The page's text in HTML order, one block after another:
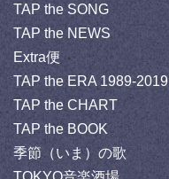
TAP the SONG
TAP the NEWS
Extra便
TAP the ERA 1989-2019
TAP the CHART
TAP the BOOK
季節（いま）の歌